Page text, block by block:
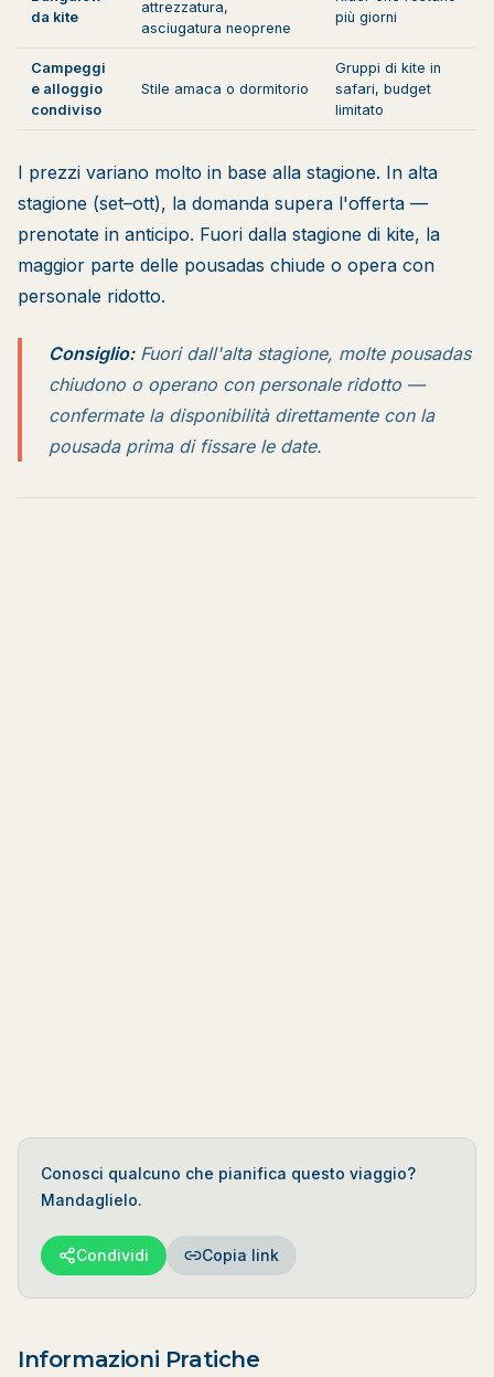
da kite
attrezzatura,
asciugatura neoprene
più giorni
Campeggi
e alloggio
condiviso
Stile amaca o dormitorio
Gruppi di kite in
safari, budget
limitato
I prezzi variano molto in base alla stagione. In alta
stagione (set–ott), la domanda supera l'offerta —
prenotate in anticipo. Fuori dalla stagione di kite, la
maggior parte delle pousadas chiude o opera con
personale ridotto.
Consiglio:Fuori dall'alta stagione, molte pousadas
chiudono o operano con personale ridotto —
confermate la disponibilità direttamente con la
pousada prima di fissare le date.
Conosci qualcuno che pianifica questo viaggio?
Mandaglielo.
Condividi Copia link
Informazioni Pratiche